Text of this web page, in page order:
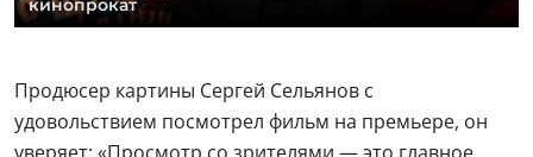
кинопрокат
Продюсер картины Сергей Сельянов с
удовольствием посмотрел фильм на премьере, он